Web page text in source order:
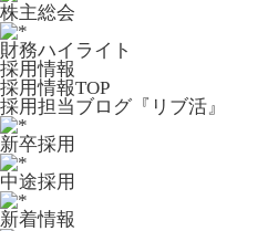
株主総会
財務ハイライト
採用情報
採用情報TOP
採用担当ブログ『リブ活』
新卒採用
中途採用
新着情報